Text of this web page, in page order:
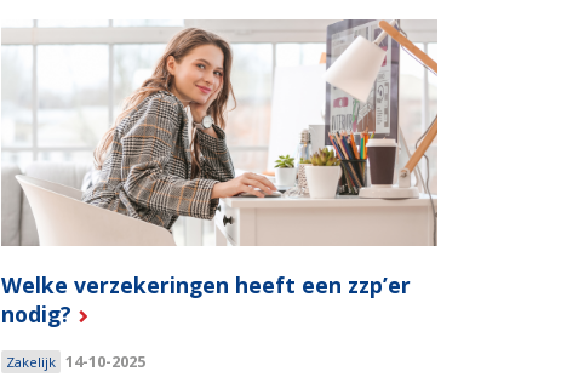
Welke verzekeringen heeft een zzp’er
nodig?
Zakelijk 14-10-2025